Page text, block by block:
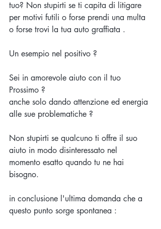
tuo? Non stupirti se ti capita di litigare
per motivi futili o forse prendi una multa
o forse trovi la tua auto graffiata .
Un esempio nel positivo ?
Sei in amorevole aiuto con il tuo
Prossimo ?
anche solo dando attenzione ed energia
alle sue problematiche ?
Non stupirti se qualcuno ti offre il suo
aiuto in modo disinteressato nel
momento esatto quando tu ne hai
bisogno.
in conclusione l'ultima domanda che a
questo punto sorge spontanea :